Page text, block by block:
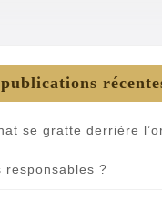
se gratte derrière
responsables ?